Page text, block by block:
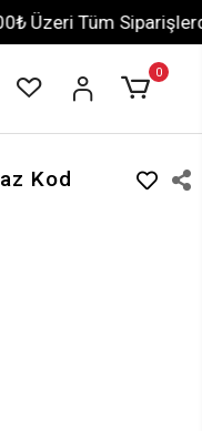
Siparişlerde Ücretsiz
0
Kod